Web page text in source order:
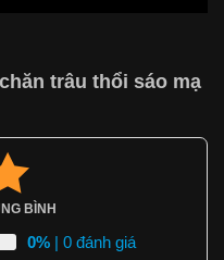
trâu thổi sáo mạ
BÌNH
0% | 0 đánh giá